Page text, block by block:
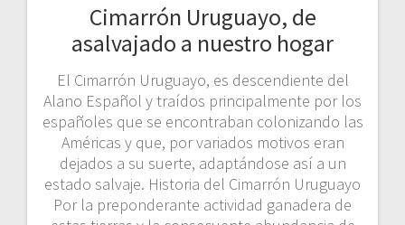
Cimarrón Uruguayo, de
asalvajado a nuestro hogar
El Cimarrón Uruguayo, es descendiente del
Alano Español y traídos principalmente por los
españoles que se encontraban colonizando las
Américas y que, por variados motivos eran
dejados a su suerte, adaptándose así a un
estado salvaje. Historia del Cimarrón Uruguayo
Por la preponderante actividad ganadera de